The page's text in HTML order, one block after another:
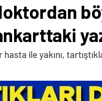
ile yakını,